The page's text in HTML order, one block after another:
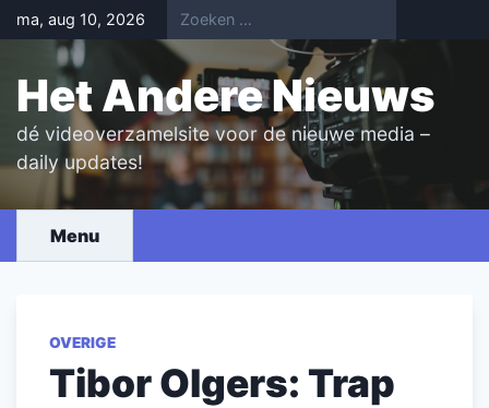
Skip
to
content
ma, aug 10, 2026
Het Andere Nieuws
dé videoverzamelsite voor de nieuwe media –
daily updates!
Menu
OVERIGE
Tibor Olgers: Trap